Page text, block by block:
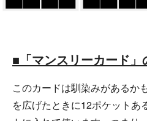
■「マンスリーカード」
このカードは馴染みがあるか
を広げたときに12ポケットあ